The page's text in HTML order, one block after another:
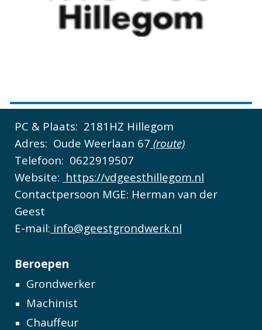
PC & Plaats: 2181HZ Hillegom
Adres: Oude Weerlaan 67 (route)
Telefoon: 0622919507
Website: https://vdgeesthillegom.nl
Contactpersoon MGE: Herman van der
Geest
E-mail: info@geestgrondwerk.nl
Beroepen
Grondwerker
Machinist
Chauffeur